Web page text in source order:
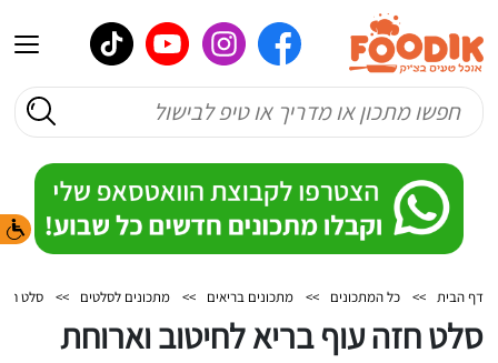
דף הבית >> כל המתכונים >> מתכונים בריאים >> מתכונים לסלטים >> סלט
סלט חזה עוף בריא לחיטוב וארוחת